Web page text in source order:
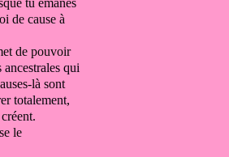
tu émanes
de cause à
de pouvoir
ancestrales qui
là sont
totalement,
le